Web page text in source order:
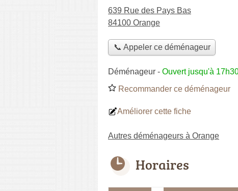
639 Rue des Pays Bas
84100 Orange
📞 Appeler ce déménageur
Déménageur - Ouvert jusqu'à
Recommander ce déménageur
Améliorer cette fiche
Autres déménageurs à Orange
Horaires